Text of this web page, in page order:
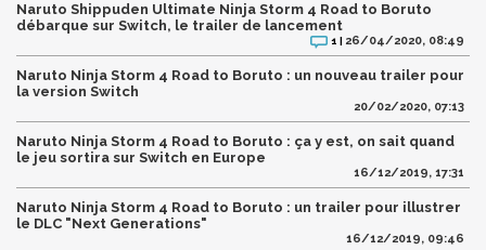
Naruto Shippuden Ultimate Ninja Storm 4 Road to Boruto
débarque sur Switch, le trailer de lancement
1 | 26/04/2020, 08:49
Naruto Ninja Storm 4 Road to Boruto : un nouveau trailer pour
la version Switch
20/02/2020, 07:13
Naruto Ninja Storm 4 Road to Boruto : ça y est, on sait quand
le jeu sortira sur Switch en Europe
16/12/2019, 17:31
Naruto Ninja Storm 4 Road to Boruto : un trailer pour illustrer
le DLC "Next Generations"
16/12/2019, 09:46